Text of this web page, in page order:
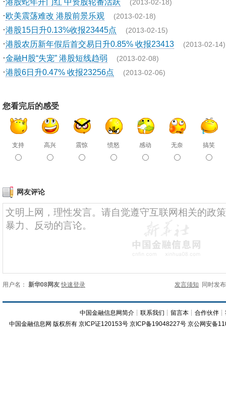
(2013-02-18)
·欧美震荡难改 港股前景乐观 (2013-02-18)
·港股15日升0.13%收报23445点 (2013-02-15)
·港股农历新年假后首交易日升0.85% 收报23413 (2013-02-14)
·金融H股“失宠” 港股短线趋弱 (2013-02-08)
·港股6日升0.47% 收报23256点 (2013-02-06)
您看完后的感受
支持 高兴 震惊 愤怒 感动 无奈 搞笑
网友评论
用户名： 新华08网友 快速登录 发言须知 同时发
中国金融信息网简介 ┊联系我们 ┊ 留言本 ┊合作伙伴 ┊
中国金融信息网 版权所有 京ICP证120153号 京ICP备19048227号 京公网安备